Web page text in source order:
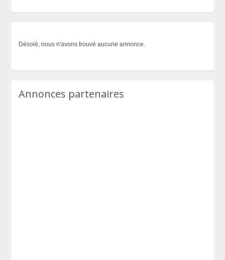
Désolé, nous n'avons trouvé aucune annonce.
Annonces partenaires